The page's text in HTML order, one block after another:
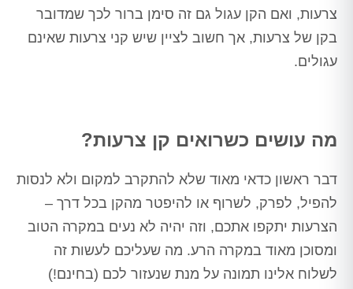
צרעות, ואם הקן עגול גם זה סימן ברור לכך שמדובר
בקן של צרעות, אך חשוב לציין שיש קני צרעות שאינם
עגולים.
מה עושים כשרואים קן צרעות?
דבר ראשון כדאי מאוד שלא להתקרב למקום ולא לנסות
להפיל, לפרק, לשרוף או להיפטר מהקן בכל דרך –
הצרעות יתקפו אתכם, וזה יהיה לא נעים במקרה הטוב
ומסוכן מאוד במקרה הרע. מה שעליכם לעשות זה
לשלוח אלינו תמונה על מנת שנעזור לכם (בחינם!)